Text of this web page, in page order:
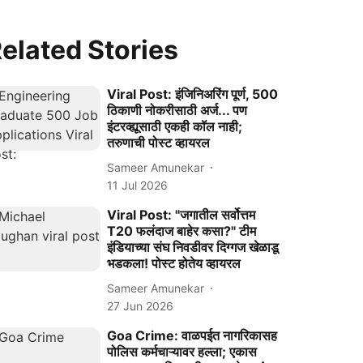
Stories
Viral Post: इंजिनिअरिंग पूर्ण, 500
ठिकाणी नोकरीसाठी अर्ज... पण
इंटरव्ह्यूसाठी एकही कॉल नाही;
तरुणाची पोस्ट व्हायरल
Sameer Amunekar
11 Jul 2026
Viral Post: "जगातील सर्वोत्तम
T20 फलंदाज बाहेर कसा?" टीम
इंडियाच्या संघ निवडीवर दिग्गज खेळाडू
भडकला! पोस्ट होतेय व्हायरल
Sameer Amunekar
27 Jun 2026
Goa Crime: वाळपईत नागरिकासह
पोलिस कर्मचाऱ्यावर हल्ला; एकास